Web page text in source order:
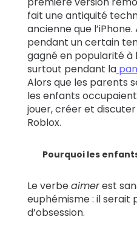
fait une antiquité
ancienne que
pendant un certain
gagné en popularité à
surtout pendant la
Alors que les parents
les enfants
jouer, créer et
Roblox.
Pourquoi les
Le verbeaimerest
euphémisme : il serait
d’obsession.